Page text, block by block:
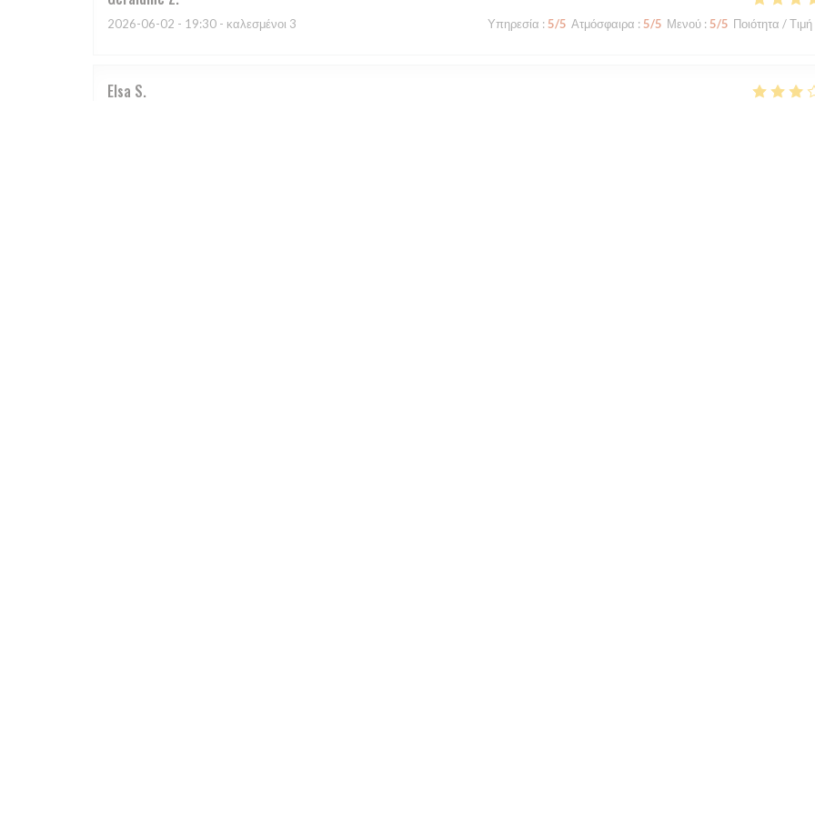
2026-06-02 - 19:30 - καλεσμένοι 3 Υπηρεσία : 5/5 Ατμόσφαιρα : 5/5 Μενού : 5/5 Ποιότητα / Τιμή
Elsa S